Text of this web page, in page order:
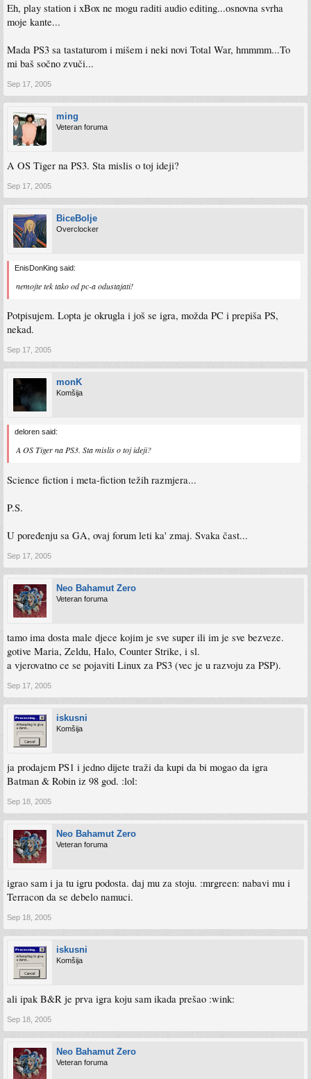
Eh, play station i xBox ne mogu raditi audio editing...osnovna svrha
moje kante...
Mada PS3 sa tastaturom i mišem i neki novi Total War, hmmmm...To
mi baš sočno zvuči...
Sep 17, 2005
ming
Veteran foruma
A OS Tiger na PS3. Sta mislis o toj ideji?
Sep 17, 2005
BiceBolje
Overclocker
EnisDonKing said:
nemojte tek tako od pc-a odustajati!
Potpisujem. Lopta je okrugla i još se igra, možda PC i prepiša PS,
nekad.
Sep 17, 2005
monK
Komšija
deloren said:
A OS Tiger na PS3. Sta mislis o toj ideji?
Science fiction i meta-fiction težih razmjera...
P.S.
U poređenju sa GA, ovaj forum leti ka' zmaj. Svaka čast...
Sep 17, 2005
Neo Bahamut Zero
Veteran foruma
tamo ima dosta male djece kojim je sve super ili im je sve bezveze.
gotive Maria, Zeldu, Halo, Counter Strike, i sl.
a vjerovatno ce se pojaviti Linux za PS3 (vec je u razvoju za PSP).
Sep 17, 2005
iskusni
Komšija
ja prodajem PS1 i jedno dijete traži da kupi da bi mogao da igra
Batman & Robin iz 98 god. :lol:
Sep 18, 2005
Neo Bahamut Zero
Veteran foruma
igrao sam i ja tu igru podosta. daj mu za stoju. :mrgreen: nabavi mu i
Terracon da se debelo namuci.
Sep 18, 2005
iskusni
Komšija
ali ipak B&R je prva igra koju sam ikada prešao :wink:
Sep 18, 2005
Neo Bahamut Zero
Veteran foruma